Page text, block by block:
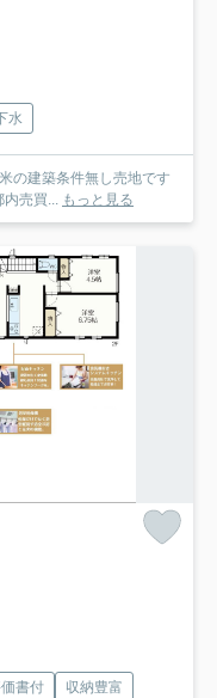
水
建築条件無し売地です
売買...
もっと見る
書付
収納豊富